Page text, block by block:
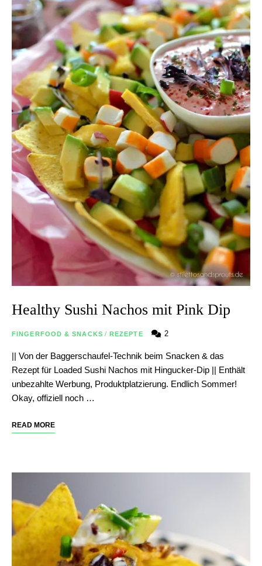
Healthy Sushi Nachos mit Pink Dip
FINGERFOOD & SNACKS / REZEPTE 2
|| Von der Baggerschaufel-Technik beim Snacken & das
Rezept für Loaded Sushi Nachos mit Hingucker-Dip || Enthält
unbezahlte Werbung, Produktplatzierung. Endlich Sommer!
Okay, offiziell noch …
READ MORE